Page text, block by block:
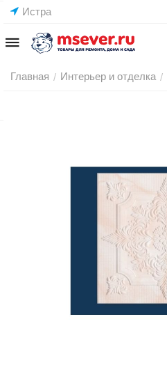
Истра
Главная / Интерьер и отделка /